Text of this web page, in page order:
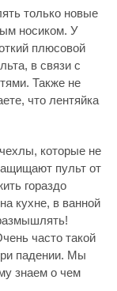
только новые
носиком. У
плюсовой
в связи с
Также не
что лентяйка
которые не
пульт от
гораздо
кухне, в ванной
часто такой
падении. Мы
знаем о чем